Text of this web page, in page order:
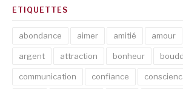
ETIQUETTES
abondance aimer amitié amour
argent attraction bonheur
communication confiance